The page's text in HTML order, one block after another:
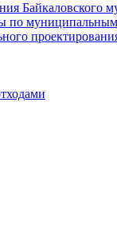
Байкаловского
по